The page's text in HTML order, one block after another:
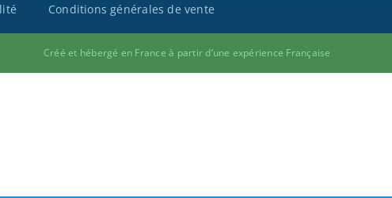
Conditions générales de vente
Créé et hébergé en France à partir d’une expérience Française